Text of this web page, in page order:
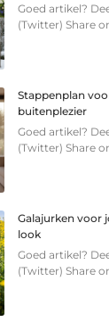
Goed artikel?
(Twitter) Share
Stappenplan
buitenplezier
Goed artikel?
(Twitter) Share
Galajurken voor
look
Goed artikel?
(Twitter) Share